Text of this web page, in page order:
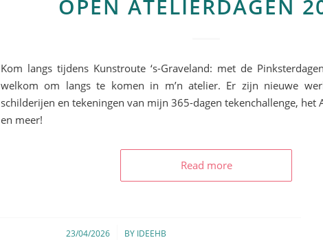
OPEN ATELIERDAGEN
Kom langs tijdens Kunstroute ‘s-Graveland: met de
welkom om langs te komen in m’n atelier. Er zijn nieuwe
schilderijen en tekeningen van mijn 365-dagen tekenchallenge, het
en meer!
Read more
23/04/2026
/ BY IDEEHB